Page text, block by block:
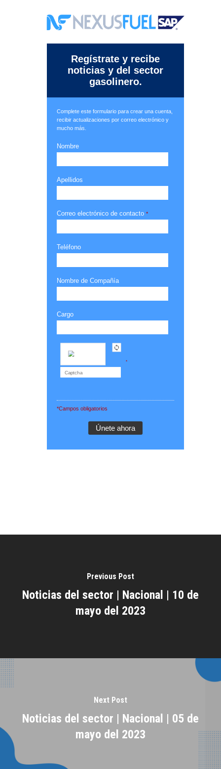
Previous Post
Noticias del sector | Nacional | 10 de
mayo del 2023
Next Post
Noticias del sector | Nacional | 05 de
mayo del 2023